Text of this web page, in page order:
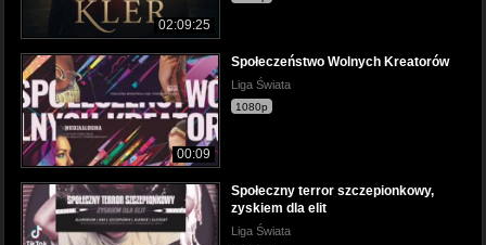
02:09:25
00:09
Społeczeństwo Wolnych Kreatorów
Liga Świata
1080p
Społeczny terror szczepionkowy,
zyskiem dla elit
Liga Świata